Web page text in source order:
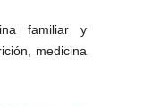
familiar y
medicina